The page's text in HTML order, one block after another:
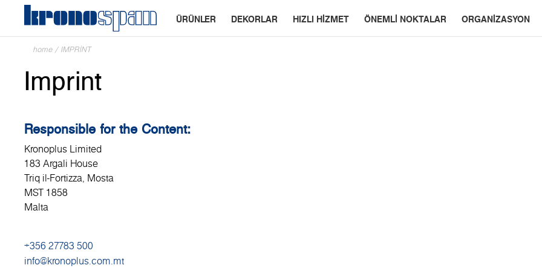
ÜRÜNLER DEKORLAR HIZLI HIZMET ÖNEMLI NOKTALAR ORGANİZASYON
home / IMPRINT
Imprint
Responsible for the Content:
Kronoplus Limited
183 Argali House
Triq il-Fortizza, Mosta
MST 1858
Malta
+356 27783 500
info@kronoplus.com.mt